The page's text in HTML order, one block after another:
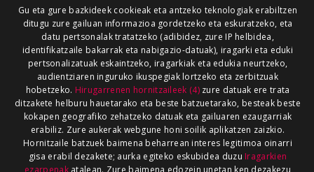
Gu eta gure bazkideek cookieak eta antzeko teknologiak erabiltzen
ditugu zure gailuan informazioa gordetzeko eta eskuratzeko, eta
datu pertsonalak tratatzeko (adibidez, zure IP helbidea,
identifikatzaile bakarrak eta nabigazio-datuak), iragarki eta eduki
pertsonalizatuak eskaintzeko, iragarkiak eta edukia neurtzeko,
audientziaren inguruko ikuspegiak lortzeko eta zerbitzuak
hobetzeko. Hirugarrenen hornitzaileek (4)zure datuak ere trata
ditzakete helburu hauetarako eta beste batzuetarako, besteak beste
kokapen geografiko zehatzeko datuak eta gailuaren ezaugarriak
erabiliz. Zure aukerak webgune honi soilik aplikatzen zaizkio.
Hornitzaile batzuek baimena beharrean interes legitimoa oinarri
gisa erabil dezakete; aurka egiteko eskubidea duzu Iragarkien
ezarpenakatalean. Zure baimena edozein unetan ken dezakezu